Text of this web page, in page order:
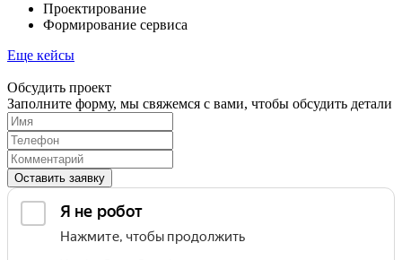
Проектирование
Формирование сервиса
Еще кейсы
Обсудить проект
Заполните форму, мы свяжемся с вами, чтобы обсудить детали
Оставить заявку